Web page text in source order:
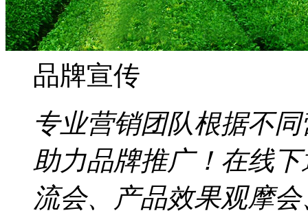
品牌宣传
专业营销团队根据不
助力品牌推广！在线
流会、产品效果观摩